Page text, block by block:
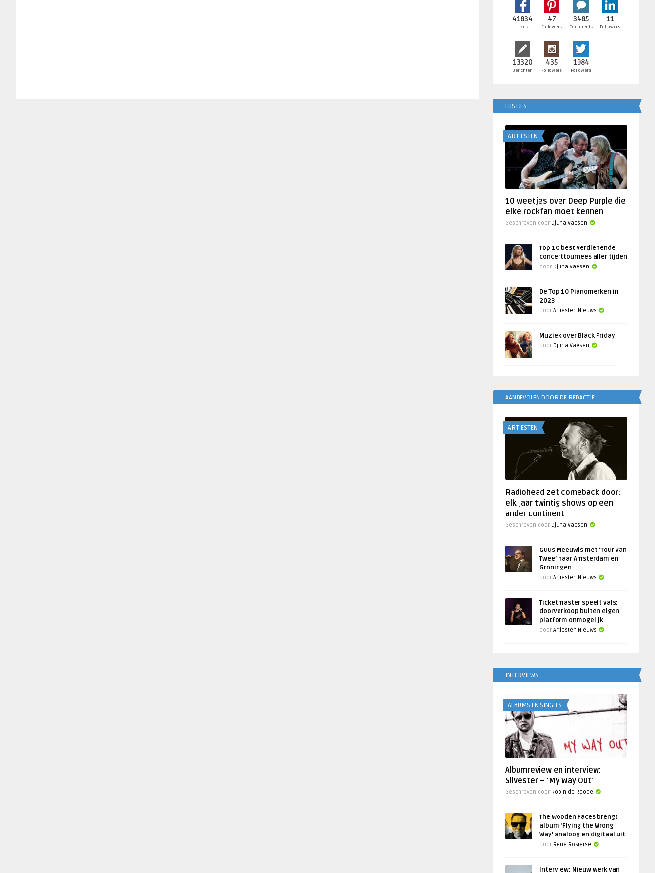
41834
Likes
47
Followers
3485
Comments
11
Followers
13320
Berichten
435
Followers
1984
Followers
LIJSTJES
ARTIESTEN
10 weetjes over Deep Purple die
elke rockfan moet kennen
Geschreven door Djuna Vaesen
Top 10 best verdienende
concerttournees aller tijden
door Djuna Vaesen
De Top 10 Pianomerken in
2023
door Artiesten Nieuws
Muziek over Black Friday
door Djuna Vaesen
AANBEVOLEN DOOR DE REDACTIE
ARTIESTEN
Radiohead zet comeback door:
elk jaar twintig shows op een
ander continent
Geschreven door Djuna Vaesen
Guus Meeuwis met ‘Tour van
Twee’ naar Amsterdam en
Groningen
door Artiesten Nieuws
Ticketmaster speelt vals:
doorverkoop buiten eigen
platform onmogelijk
door Artiesten Nieuws
INTERVIEWS
ALBUMS EN SINGLES
Albumreview en interview:
Silvester – ‘My Way Out’
Geschreven door Robin de Roode
The Wooden Faces brengt
album ‘Flying the Wrong
Way’ analoog en digitaal uit
door René Rosierse
Interview: Nieuw werk van